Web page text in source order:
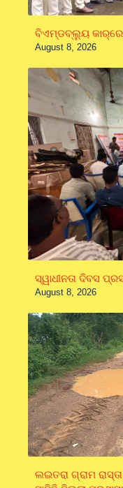
ବିଏମ୍‌ଡବ୍ଲ୍ୟୁ କାର୍‌ରେ
August 8, 2026
ସ୍ୱାଧୀନତା ଦିବସ
August 8, 2026
ଲଇତରା ଗ୍ରାମ